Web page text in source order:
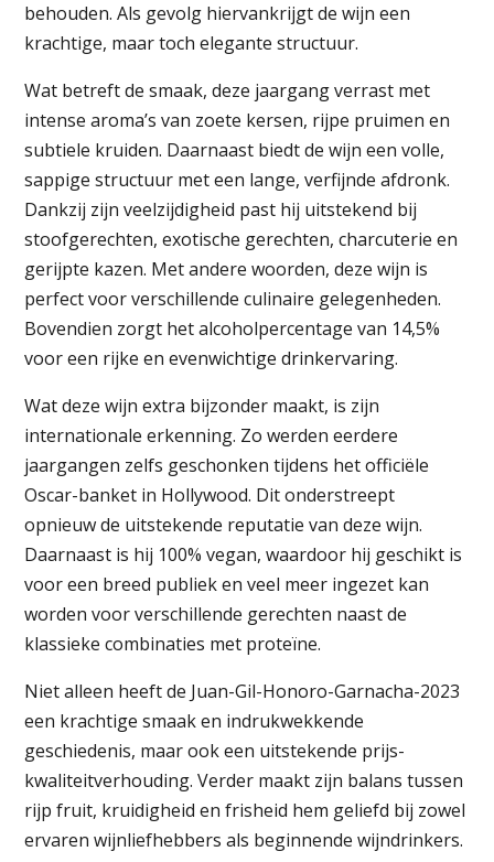
behouden. Als gevolg hiervankrijgt de wijn een
krachtige, maar toch elegante structuur.
Wat betreft de smaak, deze jaargang verrast met
intense aroma’s van zoete kersen, rijpe pruimen en
subtiele kruiden. Daarnaast biedt de wijn een volle,
sappige structuur met een lange, verfijnde afdronk.
Dankzij zijn veelzijdigheid past hij uitstekend bij
stoofgerechten, exotische gerechten, charcuterie en
gerijpte kazen. Met andere woorden, deze wijn is
perfect voor verschillende culinaire gelegenheden.
Bovendien zorgt het alcoholpercentage van 14,5%
voor een rijke en evenwichtige drinkervaring.
Wat deze wijn extra bijzonder maakt, is zijn
internationale erkenning. Zo werden eerdere
jaargangen zelfs geschonken tijdens het officiële
Oscar-banket in Hollywood. Dit onderstreept
opnieuw de uitstekende reputatie van deze wijn.
Daarnaast is hij 100% vegan, waardoor hij geschikt is
voor een breed publiek en veel meer ingezet kan
worden voor verschillende gerechten naast de
klassieke combinaties met proteïne.
Niet alleen heeft de Juan-Gil-Honoro-Garnacha-2023
een krachtige smaak en indrukwekkende
geschiedenis, maar ook een uitstekende prijs-
kwaliteitverhouding. Verder maakt zijn balans tussen
rijp fruit, kruidigheid en frisheid hem geliefd bij zowel
ervaren wijnliefhebbers als beginnende wijndrinkers.